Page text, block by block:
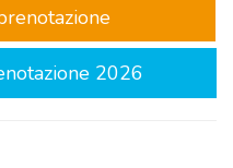
2026